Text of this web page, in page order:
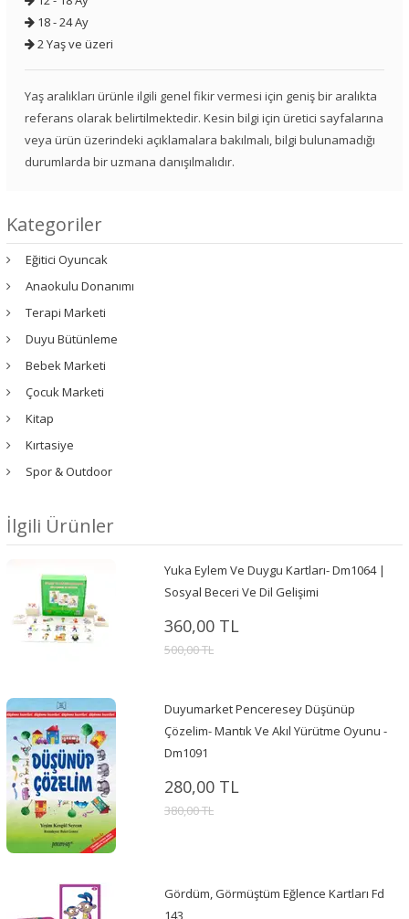
18 - 24 Ay
2 Yaş ve üzeri
Yaş aralıkları ürünle ilgili genel fikir vermesi için geniş bir aralıkta
referans olarak belirtilmektedir. Kesin bilgi için üretici sayfalarına
veya ürün üzerindeki açıklamalara bakılmalı, bilgi bulunamadığı
durumlarda bir uzmana danışılmalıdır.
Kategoriler
Eğitici Oyuncak
Anaokulu Donanımı
Terapi Marketi
Duyu Bütünleme
Bebek Marketi
Çocuk Marketi
Kitap
Kırtasiye
Spor & Outdoor
İlgili Ürünler
Yuka Eylem Ve Duygu Kartları- Dm1064 |
Sosyal Beceri Ve Dil Gelişimi
360,00 TL
500,00 TL
Duyumarket Penceresey Düşünüp
Çözelim- Mantık Ve Akıl Yürütme Oyunu -
Dm1091
280,00 TL
380,00 TL
Gördüm, Görmüştüm Eğlence Kartları Fd
143